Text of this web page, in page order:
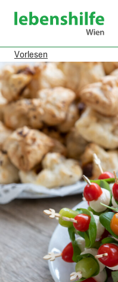
Lebenshilfe Wien
Vorlesen